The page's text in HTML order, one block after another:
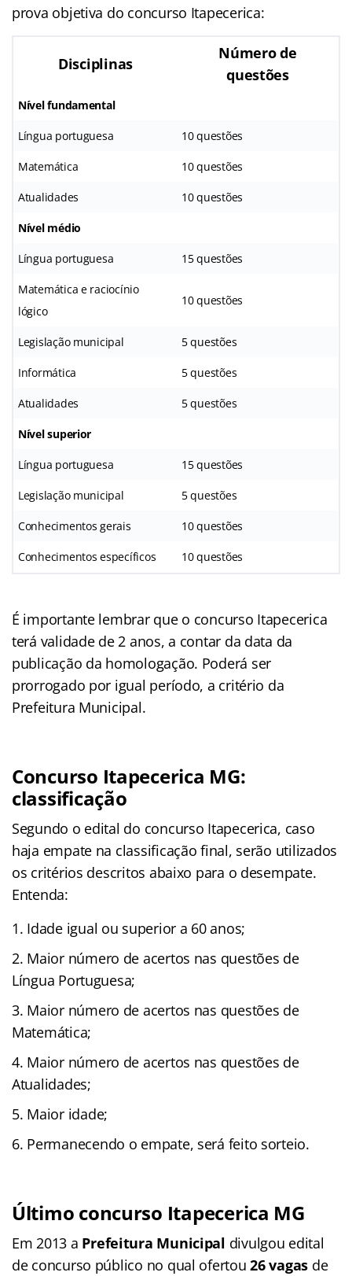
prova objetiva do concurso Itapecerica:
Disciplinas
Número de
questões
Nível fundamental
Língua portuguesa 10 questões
Matemática 10 questões
Atualidades 10 questões
Nível médio
Língua portuguesa 15 questões
Matemática e raciocínio
lógico
10 questões
Legislação municipal 5 questões
Informática 5 questões
Atualidades 5 questões
Nível superior
Língua portuguesa 15 questões
Legislação municipal 5 questões
Conhecimentos gerais 10 questões
Conhecimentos específicos 10 questões
É importante lembrar que o concurso Itapecerica
terá validade de 2 anos, a contar da data da
publicação da homologação. Poderá ser
prorrogado por igual período, a critério da
Prefeitura Municipal.
Concurso Itapecerica MG:
classificação
Segundo o edital do concurso Itapecerica, caso
haja empate na classificação final, serão utilizados
os critérios descritos abaixo para o desempate.
Entenda:
Idade igual ou superior a 60 anos;
Maior número de acertos nas questões de
Língua Portuguesa;
Maior número de acertos nas questões de
Matemática;
Maior número de acertos nas questões de
Atualidades;
Maior idade;
Permanecendo o empate, será feito sorteio.
Último concurso Itapecerica MG
Em 2013 a Prefeitura Municipal divulgou edital
de concurso público no qual ofertou26 vagas de